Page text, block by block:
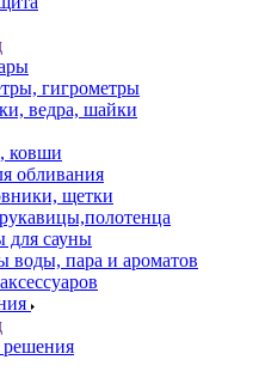
гигрометры
ведра, шайки
ковши
обливания
щетки
для сауны
воды, пара и ароматов
решения